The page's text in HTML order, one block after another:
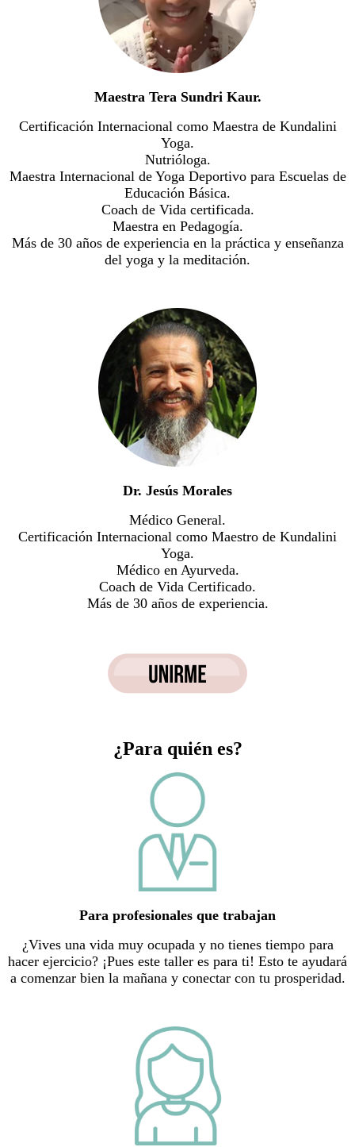
Maestra Tera Sundri Kaur.
Certificación Internacional como Maestra de Kundalini
Yoga.
Nutrióloga.
Maestra Internacional de Yoga Deportivo para Escuelas de
Educación Básica.
Coach de Vida certificada.
Maestra en Pedagogía.
Más de 30 años de experiencia en la práctica y enseñanza
del yoga y la meditación.
Dr. Jesús Morales
Médico General.
Certificación Internacional como Maestro de Kundalini
Yoga.
Médico en Ayurveda.
Coach de Vida Certificado.
Más de 30 años de experiencia.
¿Para quién es?
Para profesionales que trabajan
¿Vives una vida muy ocupada y no tienes tiempo para
hacer ejercicio? ¡Pues este taller es para ti! Esto te ayudará
a comenzar bien la mañana y conectar con tu prosperidad.